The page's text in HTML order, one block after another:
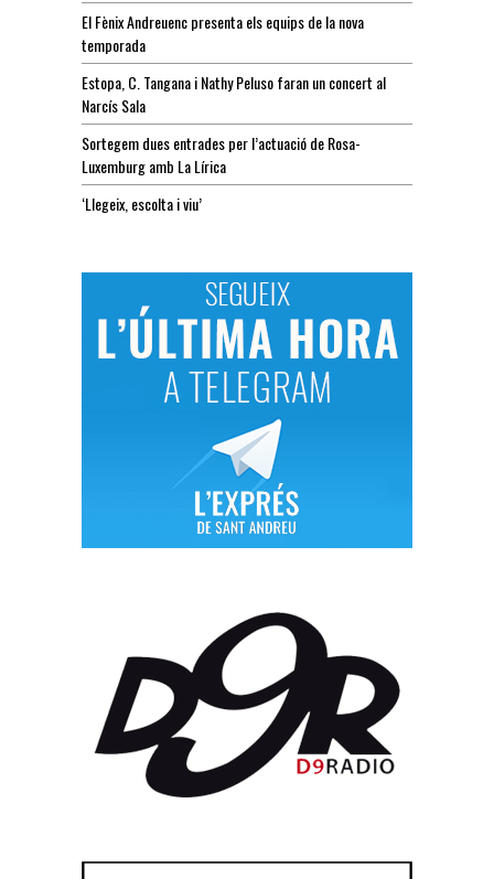
El Fènix Andreuenc presenta els equips de la nova
temporada
Estopa, C. Tangana i Nathy Peluso faran un concert al
Narcís Sala
Sortegem dues entrades per l’actuació de Rosa-
Luxemburg amb La Lírica
‘Llegeix, escolta i viu’